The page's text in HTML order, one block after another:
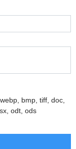
bmp, tiff, doc,
odt, ods